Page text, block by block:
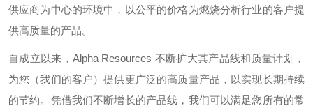
供应商为中心的环境中，以公平的价格为燃烧分析行业的客户提
供高质量的产品。
自成立以来， Alpha Resources 不断扩大其产品线和质量计划，
为您（我们的客户）提供更广泛的高质量产品，以实现长期持续
的节约。凭借我们不断增长的产品线，我们可以满足您所有的常